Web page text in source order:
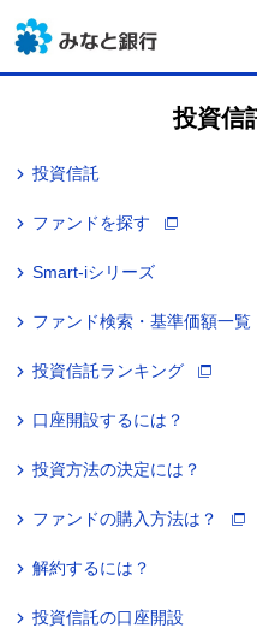
投資信
投資信託
ファンドを探す
Smart-iシリーズ
ファンド検索・基準価額一覧
投資信託ランキング
口座開設するには？
投資方法の決定には？
ファンドの購入方法は？
解約するには？
投資信託の口座開設